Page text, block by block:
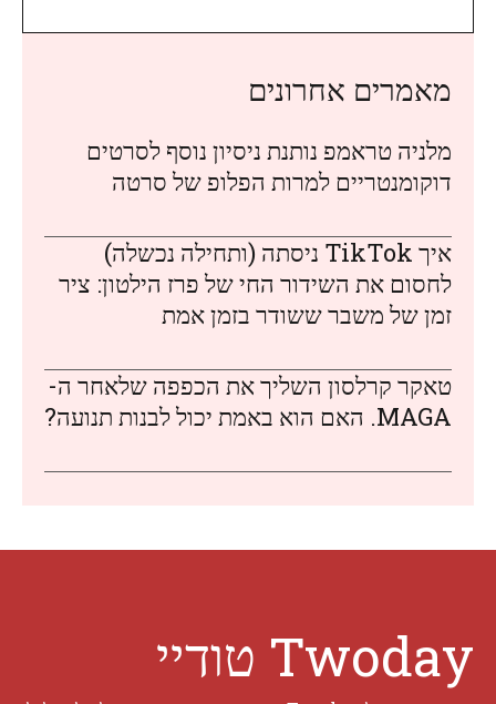
מאמרים אחרונים
מלניה טראמפ נותנת ניסיון נוסף לסרטים
דוקומנטריים למרות הפלופ של סרטה
איך TikTok ניסתה (ותחילה נכשלה)
לחסום את השידור החי של פרז הילטון: ציר
זמן של משבר ששודר בזמן אמת
טאקר קרלסון השליך את הכפפה שלאחר ה-
MAGA. האם הוא באמת יכול לבנות תנועה?
Twoday טודיי